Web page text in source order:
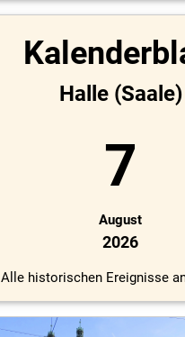
Halle (Saale)
7
August
2026
Alle historischen Ereignisse